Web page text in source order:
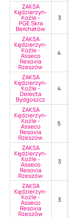
ZAKSA
Kędzierzyn-
Koźle -
PGE Skra
Bełchatów
3
ZAKSA
Kędzierzyn-
Koźle -
Asseco
Resovia
Rzeszów
4
ZAKSA
Kędzierzyn-
Koźle -
Delecta
Bydgoszcz
4
ZAKSA
Kędzierzyn-
Koźle -
Asseco
Resovia
Rzeszów
5
ZAKSA
Kędzierzyn-
Koźle -
Asseco
Resovia
Rzeszów
3
ZAKSA
Kędzierzyn-
Koźle -
Asseco
Resovia
Rzeszów
3